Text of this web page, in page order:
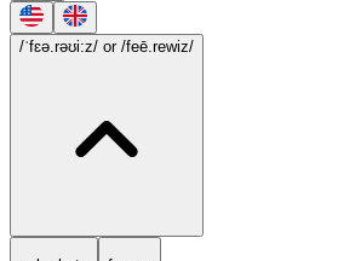
/ˈfɛə.rəʊi:z/ or /feē.rewiz/